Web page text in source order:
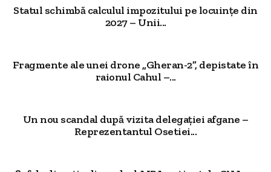
Statul schimbă calculul impozitului pe locuințe din
2027 – Unii...
Fragmente ale unei drone „Gheran-2”, depistate în
raionul Cahul –...
Un nou scandal după vizita delegației afgane –
Reprezentantul Osetiei...